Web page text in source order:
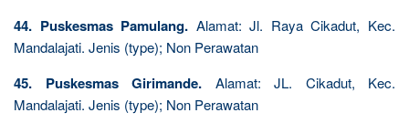
44. Puskesmas Pamulang. Alamat: Jl. Raya Cikadut, Kec.
Mandalajati. Jenis (type); Non Perawatan
45. Puskesmas Girimande. Alamat: JL. Cikadut, Kec.
Mandalajati. Jenis (type); Non Perawatan